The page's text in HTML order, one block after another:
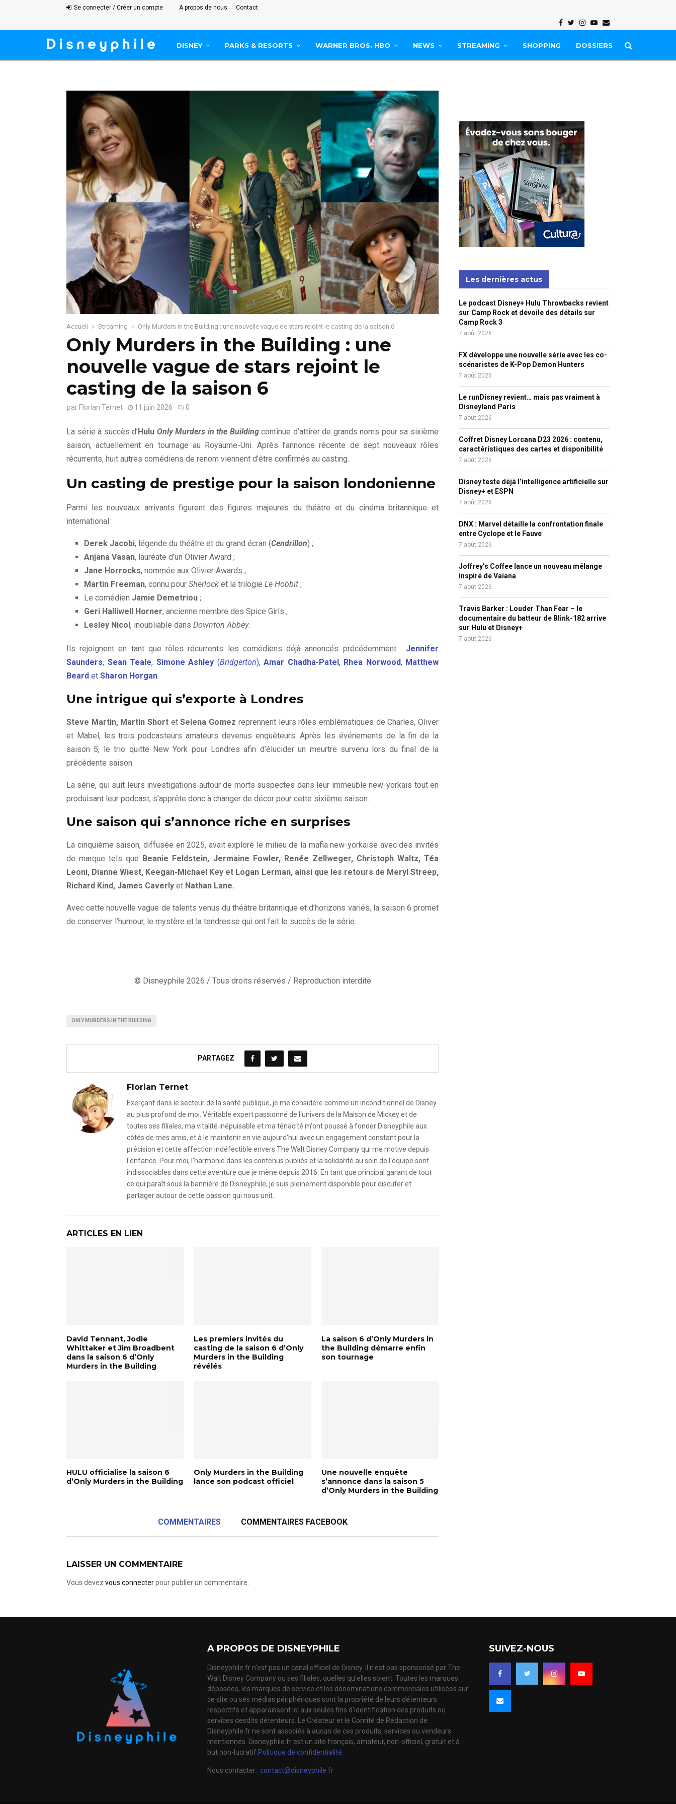
Se connecter / Créer un compte A propos de nous Contact
Facebook
Twitter
Instagram
Youtube
Email
DISNEY PARKS & RESORTS WARNER BROS. HBO NEWS STREAMING SHOPPING DOSSIERS
Accueil Streaming Only Murders in the Building : une nouvelle vague de stars rejoint le casting de la saison 6
Only Murders in the Building : une
nouvelle vague de stars rejoint le
casting de la saison 6
par Florian Ternet 11 juin 2026 0
La série à succès d’Hulu Only Murders in the Buildingcontinue d’attirer de grands noms pour sa sixième
saison, actuellement en tournage au Royaume-Uni. Après l’annonce récente de sept nouveaux rôles
récurrents, huit autres comédiens de renom viennent d’être confirmés au casting.
Un casting de prestige pour la saison londonienne
Parmi les nouveaux arrivants figurent des figures majeures du théâtre et du cinéma britannique et
international :
Derek Jacobi, légende du théâtre et du grand écran (Cendrillon) ;
Anjana Vasan, lauréate d’un Olivier Award ;
Jane Horrocks, nommée aux Olivier Awards ;
Martin Freeman, connu pour Sherlock et la trilogie Le Hobbit ;
Le comédien Jamie Demetriou ;
Geri Halliwell Horner, ancienne membre des Spice Girls ;
Lesley Nicol, inoubliable dans Downton Abbey.
Ils rejoignent en tant que rôles récurrents les comédiens déjà annoncés précédemment : Jennifer
Saunders, Sean Teale, Simone Ashley (Bridgerton), Amar Chadha-Patel, Rhea Norwood, Matthew
Beard et Sharon Horgan.
Une intrigue qui s’exporte à Londres
Steve Martin, Martin Short etSelena Gomez reprennent leurs rôles emblématiques de Charles, Oliver
et Mabel, les trois podcasteurs amateurs devenus enquêteurs. Après les événements de la fin de la
saison 5, le trio quitte New York pour Londres afin d’élucider un meurtre survenu lors du final de la
précédente saison.
La série, qui suit leurs investigations autour de morts suspectes dans leur immeuble new-yorkais tout en
produisant leur podcast, s’apprête donc à changer de décor pour cette sixième saison.
Une saison qui s’annonce riche en surprises
La cinquième saison, diffusée en 2025, avait exploré le milieu de la mafia new-yorkaise avec des invités
de marque tels que Beanie Feldstein, Jermaine Fowler, Renée Zellweger, Christoph Waltz, Téa
Leoni, Dianne Wiest, Keegan-Michael Key et Logan Lerman, ainsi que les retours de Meryl Streep,
Richard Kind, James Caverly et Nathan Lane.
Avec cette nouvelle vague de talents venus du théâtre britannique et d’horizons variés, la saison 6 promet
de conserver l’humour, le mystère et la tendresse qui ont fait le succès de la série.
© Disneyphile 2026 / Tous droits réservés / Reproduction interdite
ONLY MURDERS IN THE BUILDING
PARTAGEZ
Florian Ternet
Exerçant dans le secteur de la santé publique, je me considère comme un inconditionnel de Disney
au plus profond de moi. Véritable expert passionné de l'univers de la Maison de Mickey et de
toutes ses filiales, ma vitalité inépuisable et ma ténacité m'ont poussé à fonder Disneyphile aux
côtés de mes amis, et à le maintenir en vie aujourd'hui avec un engagement constant pour la
précision et cette affection indéfectible envers The Walt Disney Company qui me motive depuis
l'enfance. Pour moi, l'harmonie dans les contenus publiés et la solidarité au sein de l'équipe sont
indissociables dans cette aventure que je mène depuis 2016. En tant que principal garant de tout
ce qui paraît sous la bannière de Disneyphile, je suis pleinement disponible pour discuter et
partager autour de cette passion qui nous unit.
ARTICLES EN LIEN
David Tennant, Jodie
Whittaker et Jim Broadbent
dans la saison 6 d’Only
Murders in the Building
Les premiers invités du
casting de la saison 6 d’Only
Murders in the Building
révélés
La saison 6 d’Only Murders in
the Building démarre enfin
son tournage
HULU officialise la saison 6
d’Only Murders in the Building
Only Murders in the Building
lance son podcast officiel
Une nouvelle enquête
s’annonce dans la saison 5
d’Only Murders in the Building
COMMENTAIRES COMMENTAIRES FACEBOOK
LAISSER UN COMMENTAIRE
Vous devez vous connecterpour publier un commentaire.
Les dernières actus
Le podcast Disney+ Hulu Throwbacks revient
sur Camp Rock et dévoile des détails sur
Camp Rock 3
7 août 2026
FX développe une nouvelle série avec les co-
scénaristes de K-Pop Demon Hunters
7 août 2026
Le runDisney revient… mais pas vraiment à
Disneyland Paris
7 août 2026
Coffret Disney Lorcana D23 2026 : contenu,
caractéristiques des cartes et disponibilité
7 août 2026
Disney teste déjà l’intelligence artificielle sur
Disney+ et ESPN
7 août 2026
DNX : Marvel détaille la confrontation finale
entre Cyclope et le Fauve
7 août 2026
Joffrey’s Coffee lance un nouveau mélange
inspiré de Vaiana
7 août 2026
Travis Barker : Louder Than Fear – le
documentaire du batteur de Blink-182 arrive
sur Hulu et Disney+
7 août 2026
A PROPOS DE DISNEYPHILE
Disneyphile.fr n'est pas un canal officiel de Disney. Il n'est pas sponsorisé par The
Walt Disney Company ou ses filiales, quelles qu'elles soient. Toutes les marques
déposées, les marques de service et les dénominations commerciales utilisées sur
ce site ou ses médias périphériques sont la propriété de leurs détenteurs
respectifs et apparaissent ici aux seules fins d'identification des produits ou
services desdits détenteurs. Le Créateur et le Comité de Rédaction de
Disneyphile.fr ne sont associés à aucun de ces produits, services ou vendeurs
mentionnés. Disneyphile.fr est un site français, amateur, non-officiel, gratuit et à
but non-lucratif. Politique de confidentialité.
Nous contacter : contact@disneyphile.fr
SUIVEZ-NOUS